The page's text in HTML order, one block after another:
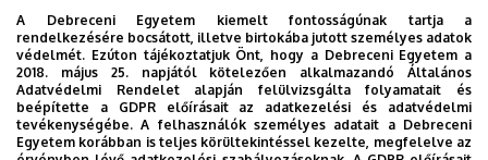
Debreceni Egyetem Állam- és
Jogtudományi Kar
(4028 Debrecen Kassai út 26) A/19-es
előadó
A Debreceni Egyetem kiemelt fontosságúnak tartja a
rendelkezésére bocsátott, illetve birtokába jutott személyes adatok
védelmét. Ezúton tájékoztatjuk Önt, hogy a Debreceni Egyetem a
2018. május 25. napjától kötelezően alkalmazandó Általános
Adatvédelmi Rendelet alapján felülvizsgálta folyamatait és
beépítette a GDPR előírásait az adatkezelési és adatvédelmi
tevékenységébe. A felhasználók személyes adatait a Debreceni
Egyetem korábban is teljes körültekintéssel kezelte, megfelelve az